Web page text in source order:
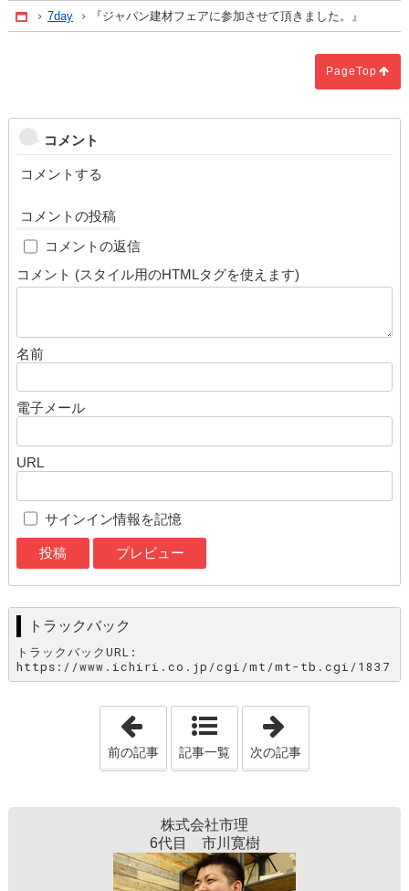
Home
7day 『ジャパン建材フェアに参加させて頂きました。』
PageTop
コメント
コメントする
コメントの投稿
コメントの返信
コメント (スタイル用のHTMLタグを使えます)
名前
電子メール
URL
サインイン情報を記憶
トラックバック
トラックバックURL:
https://www.ichiri.co.jp/cgi/mt/mt-tb.cgi/1837
「『Furniture Style Bookが完成しました
前の記事 記事一覧 次の記事
株式会社市理
6代目 市川寛樹